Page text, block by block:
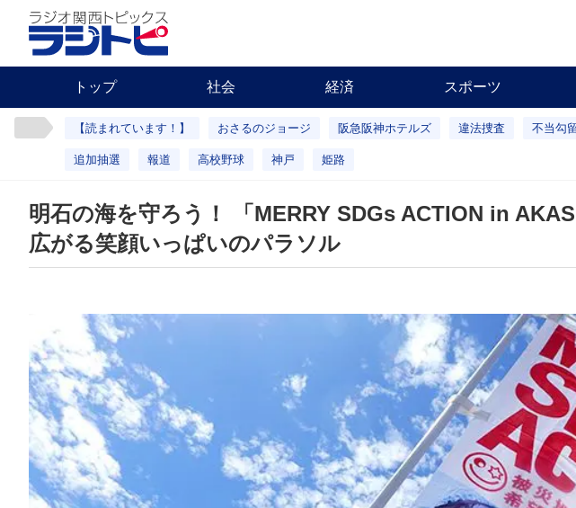
トップ 社会 経済 スポーツ
【読まれています！】 おさるのジョージ 阪急阪神ホテルズ 違法捜査 不当勾
追加抽選 報道 高校野球 神戸 姫路
明石の海を守ろう！ 「MERRY SDGs ACTION in
広がる笑顔いっぱいのパラソル